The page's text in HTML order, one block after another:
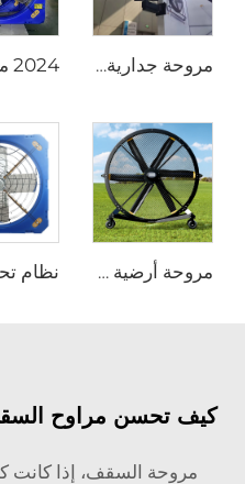
مروحة جدارية برذاذ ماء خارجي صناعي قطرها 35 إنش (0.9 متر)، تبريد هوائي وكهربائي، رطوبة ضبابية للهواء
مروحة أرضية قابلة للحركة FJDIAMOND قطرها 1.5 متر و2 متر (80 إنش)، يمكن التحكم بها عبر الـ WIFI، هادئة ومناسبة لصالات الجيم
كيف تحسن مراوح
مروحة السقف، إذا كانت